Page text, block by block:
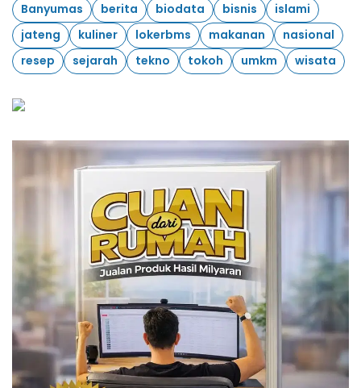
Banyumas berita biodata bisnis
islami
jateng
kuliner lokerbms makanan
nasional
resep
sejarah tekno tokoh umkm wisata